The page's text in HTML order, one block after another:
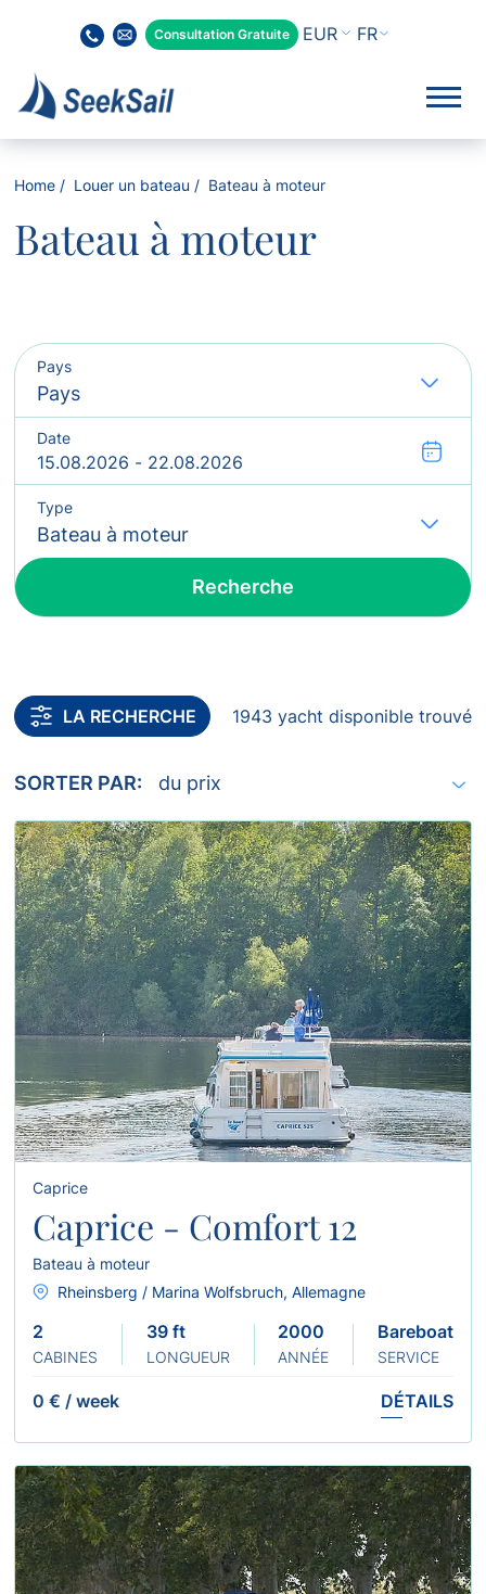
Consultation Gratuite FR
Home Louer un bateau Bateau à moteur
Bateau à moteur
Pays
Date
Type
Recherche
LA RECHERCHE 1943 yacht disponible trouvé
SORTER PAR:
Caprice
Caprice - Comfort 12
Bateau à moteur
Rheinsberg / Marina Wolfsbruch, Allemagne
2
CABINES
39 ft
LONGUEUR
2000
ANNÉE
Bareboat
SERVICE
0 € / week DÉTAILS